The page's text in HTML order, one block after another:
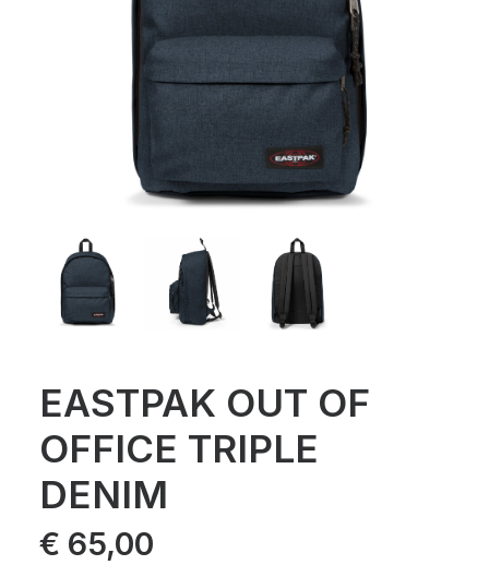
EASTPAK OUT OF
OFFICE TRIPLE
DENIM
€ 65,00